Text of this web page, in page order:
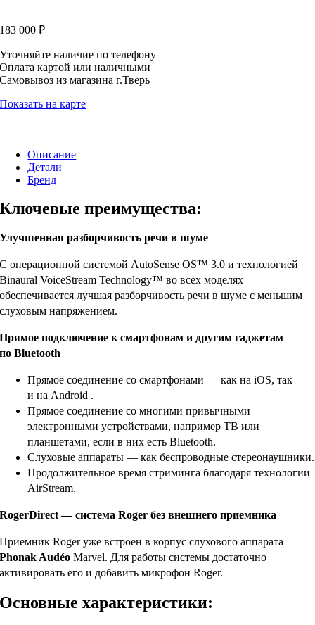
183 000₽
Уточняйте наличие по телефону
Оплата картой или наличными
Самовывоз из магазина г.Тверь
Показать на карте
Описание
Детали
Бренд
Ключевые преимущества:
Улучшенная разборчивость речи в шуме
С операционной системой AutoSense OS™ 3.0 и технологией
Binaural VoiceStream Technology™ во всех моделях
обеспечивается лучшая разборчивость речи в шуме с меньшим
слуховым напряжением.
Прямое подключение к смартфонам и другим гаджетам
по Bluetooth
Прямое соединение со смартфонами — как на iOS, так
и на Android .
Прямое соединение со многими привычными
электронными устройствами, например ТВ или
планшетами, если в них есть Bluetooth.
Слуховые аппараты — как беспроводные стереонаушники.
Продолжительное время стриминга благодаря технологии
AirStream.
RogerDirect — система Roger без внешнего приемника
Приемник Roger уже встроен в корпус слухового аппарата
Phonak AudéoMarvel. Для работы системы достаточно
активировать его и добавить микрофон Roger.
Основные характеристики: